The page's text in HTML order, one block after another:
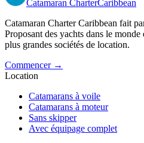
Catamaran CharterCaribbean
Catamaran Charter Caribbean fait
Proposant des yachts dans le
plus grandes sociétés de location.
Commencer →
Location
Catamarans à voile
Catamarans à moteur
Sans skipper
Avec équipage complet